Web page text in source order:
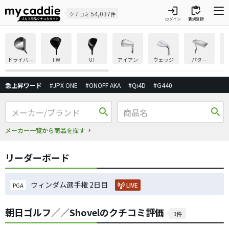
クチコミ 54,037件 login
ログイン
inventory
新規登録
ドライバー FW UT アイアン ウェッジ パター
急上昇ワード #JPX ONE #ONOFF AKA #Qi4D #G440
search
メーカー一覧から商品を探す
search
リーダーボード
PGA ウィンダム選手権 2日目 LIVE
朝日ゴルフ／／Shovelのクチコミ評価 1件